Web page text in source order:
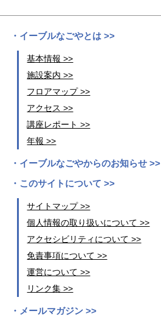
イーブルなごやとは >>
基本情報 >>
施設案内 >>
フロアマップ >>
アクセス >>
講座レポート >>
年報 >>
イーブルなごやからのお知らせ >>
このサイトについて >>
サイトマップ >>
個人情報の取り扱いについて >>
アクセシビリティについて >>
免責事項について >>
運営について >>
リンク集 >>
メールマガジン >>